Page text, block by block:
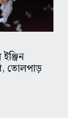
তোলপাড়